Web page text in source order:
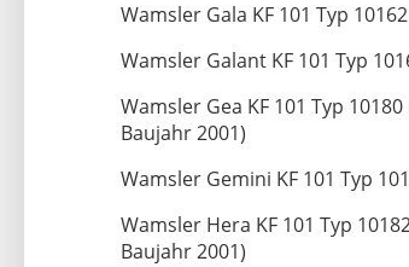
Wamsler Gala KF 101 Typ 10162
Wamsler Galant KF 101 Typ
Wamsler Gea KF 101 Typ
Baujahr 2001)
Wamsler Gemini KF 101 Typ
Wamsler Hera KF 101 Typ
Baujahr 2001)